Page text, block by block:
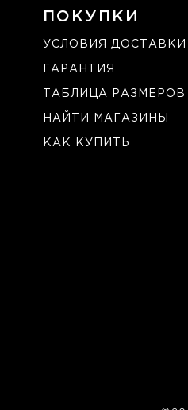
ПОКУПКИ
УСЛОВИЯ ДОСТАВКИ
ГАРАНТИЯ
ТАБЛИЦА РАЗМЕРОВ
НАЙТИ МАГАЗИНЫ
КАК КУПИТЬ